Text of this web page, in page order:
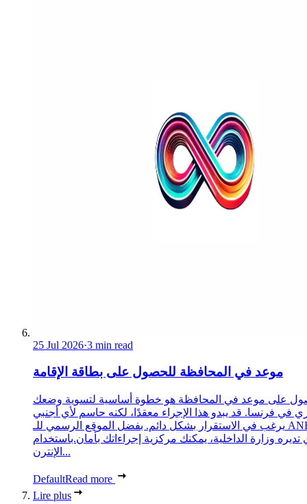
25 Jul 2026·3 min read
موعد في المحافظة للحصول على بطاقة الإقامة
على موعد في المحافظة هو خطوة أساسية لتسوية وضعك
في فرنسا. قد يبدو هذا الإجراء معقدًا، لكنه حاسم لأي أجنبي
يرغب في الاستقرار بشكل دائم. بفضل الموقع الرسمي للـ ANEF،
تديره وزارة الداخلية، يمكنك مركزية إجراءاتك بأمان.باستخدام
الإنترن...
DefaultRead more
Lire plus